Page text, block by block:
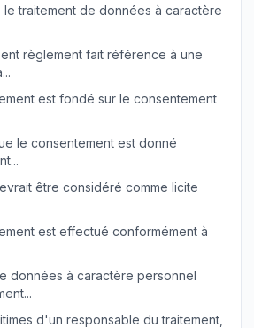
le traitement de données à caractère
règlement fait référence à une
est fondé sur le consentement
le consentement est donné
être considéré comme licite
est effectué conformément à
données à caractère personnel
d'un responsable du traitement,